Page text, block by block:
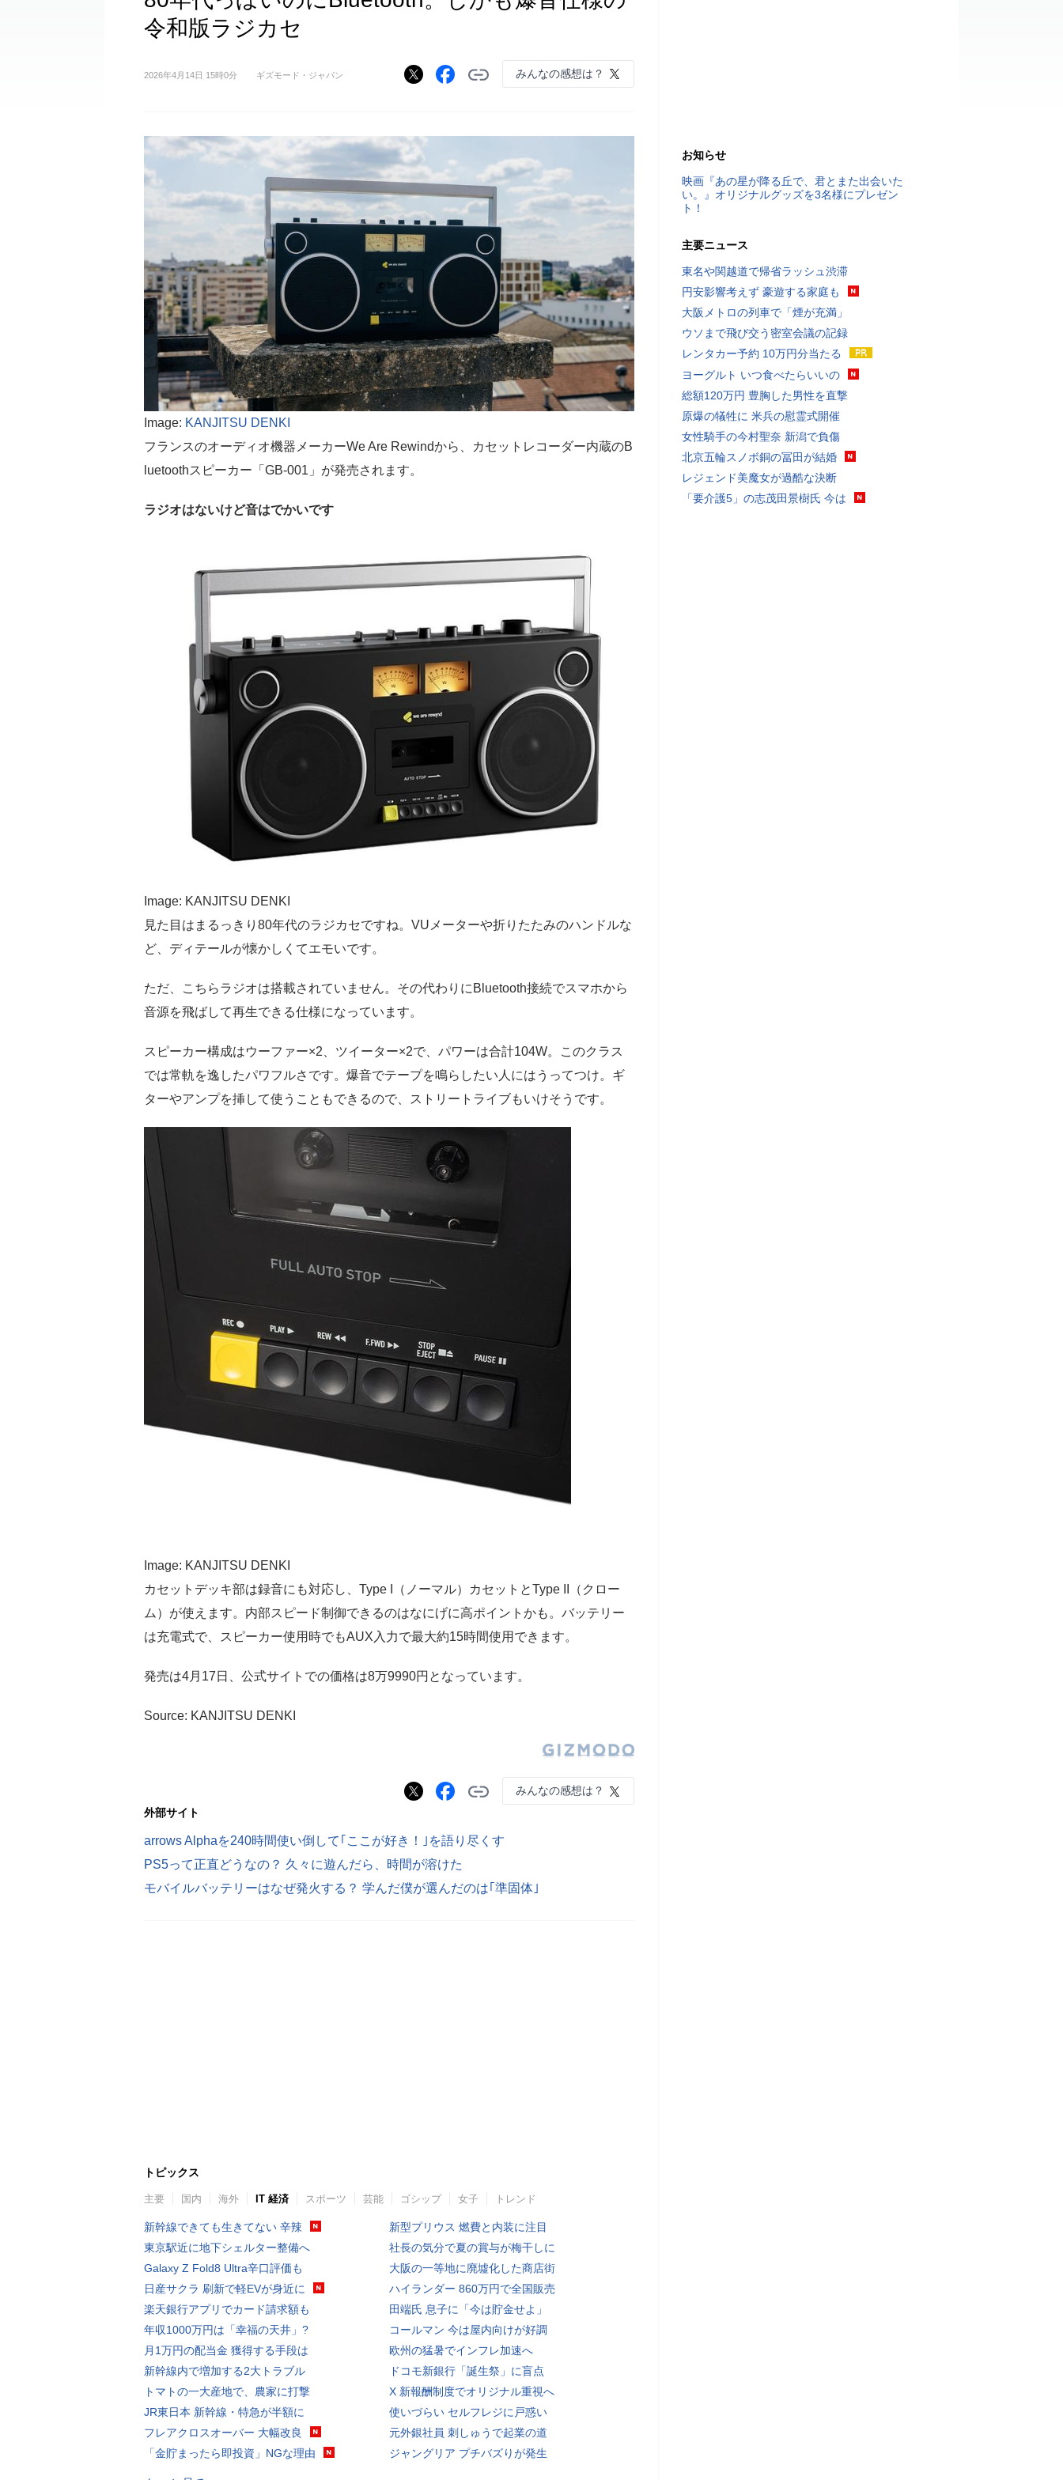
令和版ラジカセ
2026年4月14日 15時0分 ギズモード・ジャパン みんなの感想は？
Image: KANJITSU DENKI
フランスのオーディオ機器メーカーWe Are Rewindから、カセットレコーダー内蔵のB
luetoothスピーカー「GB-001」が発売されます。
ラジオはないけど音はでかいです
Image: KANJITSU DENKI
見た目はまるっきり80年代のラジカセですね。VUメーターや折りたたみのハンドルな
ど、ディテールが懐かしくてエモいです。
ただ、こちらラジオは搭載されていません。その代わりにBluetooth接続でスマホから
音源を飛ばして再生できる仕様になっています。
スピーカー構成はウーファー×2、ツイーター×2で、パワーは合計104W。このクラス
では常軌を逸したパワフルさです。爆音でテープを鳴らしたい人にはうってつけ。ギ
ターやアンプを挿して使うこともできるので、ストリートライブもいけそうです。
Image: KANJITSU DENKI
カセットデッキ部は録音にも対応し、Type I（ノーマル）カセットとType II（クロー
ム）が使えます。内部スピード制御できるのはなにげに高ポイントかも。バッテリー
は充電式で、スピーカー使用時でもAUX入力で最大約15時間使用できます。
発売は4月17日、公式サイトでの価格は8万9990円となっています。
Source: KANJITSU DENKI
みんなの感想は？
外部サイト
arrows Alphaを240時間使い倒して｢ここが好き！｣を語り尽くす
PS5って正直どうなの？ 久々に遊んだら、時間が溶けた
モバイルバッテリーはなぜ発火する？ 学んだ僕が選んだのは｢準固体｣
トピックス
主要 国内 海外 IT 経済 スポーツ 芸能 ゴシップ 女子 トレンド
新幹線できても生きてない 辛辣
東京駅近に地下シェルター整備へ
Galaxy Z Fold8 Ultra辛口評価も
日産サクラ 刷新で軽EVが身近に
楽天銀行アプリでカード請求額も
年収1000万円は「幸福の天井」?
月1万円の配当金 獲得する手段は
新幹線内で増加する2大トラブル
トマトの一大産地で、農家に打撃
JR東日本 新幹線・特急が半額に
フレアクロスオーバー 大幅改良
「金貯まったら即投資」NGな理由
新型プリウス 燃費と内装に注目
社長の気分で夏の賞与が梅干しに
大阪の一等地に廃墟化した商店街
ハイランダー 860万円で全国販売
田端氏 息子に「今は貯金せよ」
コールマン 今は屋内向けが好調
欧州の猛暑でインフレ加速へ
ドコモ新銀行「誕生祭」に盲点
X 新報酬制度でオリジナル重視へ
使いづらい セルフレジに戸惑い
元外銀社員 刺しゅうで起業の道
ジャングリア プチバズりが発生
お知らせ
映画『あの星が降る丘で、君とまた出会いた
い。』オリジナルグッズを3名様にプレゼン
ト！
主要ニュース
東名や関越道で帰省ラッシュ渋滞
円安影響考えず 豪遊する家庭も
大阪メトロの列車で「煙が充満」
ウソまで飛び交う密室会議の記録
レンタカー予約 10万円分当たる
ヨーグルト いつ食べたらいいの
総額120万円 豊胸した男性を直撃
原爆の犠牲に 米兵の慰霊式開催
女性騎手の今村聖奈 新潟で負傷
北京五輪スノボ銅の冨田が結婚
レジェンド美魔女が過酷な決断
「要介護5」の志茂田景樹氏 今は